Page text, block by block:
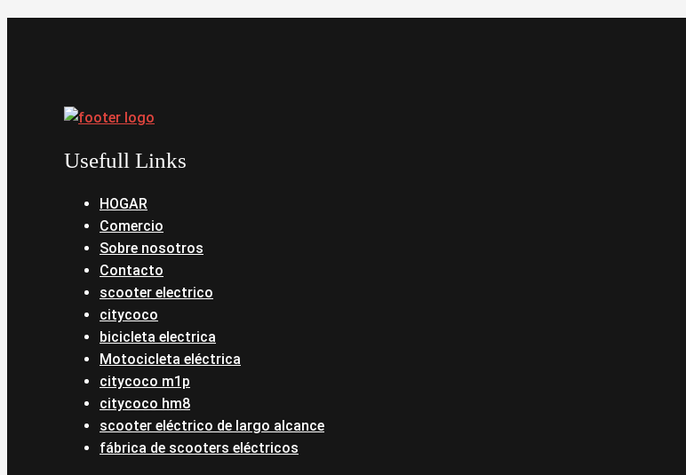
Usefull Links
HOGAR
Comercio
Sobre nosotros
Contacto
scooter electrico
citycoco
bicicleta electrica
Motocicleta eléctrica
citycoco m1p
citycoco hm8
scooter eléctrico de largo alcance
fábrica de scooters eléctricos